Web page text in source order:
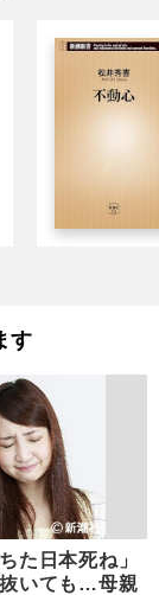
す
た日本死ね」
いても…母親